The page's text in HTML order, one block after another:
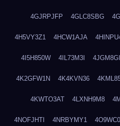
4GJRPJFP 4GLC8SBG
4H5VY3Z1 4HCW1AJA
4I5H850W 4IL73M3I
4K2GFW1N 4K4KVN36
4KWTO3AT 4LXNH9M8
4NOFJHTI 4NRBYMY1